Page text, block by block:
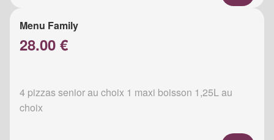
Menu Family
28.00 €
4 pizzas senior au choix 1 maxi boisson 1,25L au
choix